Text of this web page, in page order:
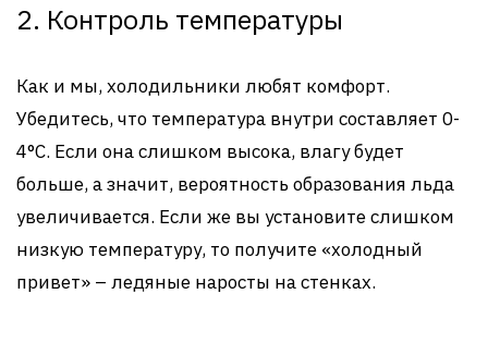
2. Контроль температуры
Как и мы, холодильники любят комфорт.
Убедитесь, что температура внутри составляет 0-
4°C. Если она слишком высока, влагу будет
больше, а значит, вероятность образования льда
увеличивается. Если же вы установите слишком
низкую температуру, то получите «холодный
привет» – ледяные наросты на стенках.